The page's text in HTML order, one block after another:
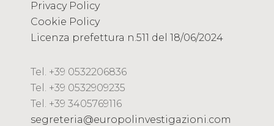
Privacy Policy
Cookie Policy
Licenza prefettura n.511 del 18/06/2024
Tel. +39 0532206836
Tel. +39 0532909235
Tel. +39 3405769116
segreteria@europolinvestigazioni.com